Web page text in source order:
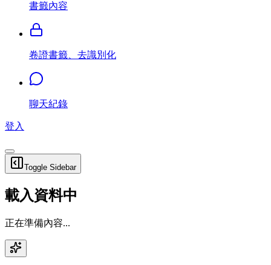
書籤內容
卷證書籤、去識別化
聊天紀錄
登入
Toggle Sidebar
載入資料中
正在準備內容...